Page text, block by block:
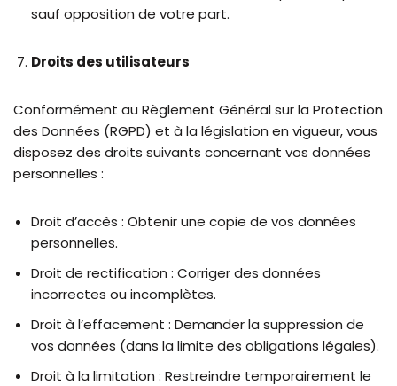
sauf opposition de votre part.
Droits des utilisateurs
Conformément au Règlement Général sur la Protection
des Données (RGPD) et à la législation en vigueur, vous
disposez des droits suivants concernant vos données
personnelles :
Droit d’accès : Obtenir une copie de vos données
personnelles.
Droit de rectification : Corriger des données
incorrectes ou incomplètes.
Droit à l’effacement : Demander la suppression de
vos données (dans la limite des obligations légales).
Droit à la limitation : Restreindre temporairement le